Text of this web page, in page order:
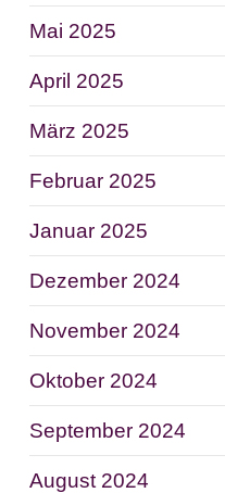
Mai 2025
April 2025
März 2025
Februar 2025
Januar 2025
Dezember 2024
November 2024
Oktober 2024
September 2024
August 2024